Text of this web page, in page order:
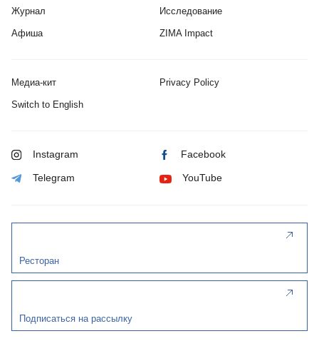
Журнал
Афиша
Исследование
ZIMA Impact
Медиа-кит Privacy Policy
Switch to English
Instagram Facebook
Telegram YouTube
Ресторан
Подписаться на рассылку